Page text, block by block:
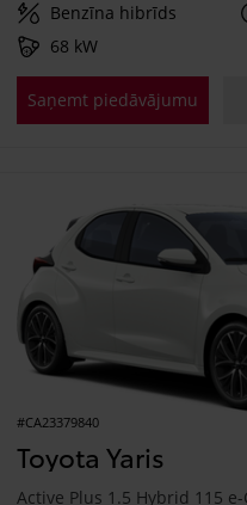
Benzīna hibrīds
68 kW
Saņemt piedāvājumu
#CA23379840
Toyota Yaris